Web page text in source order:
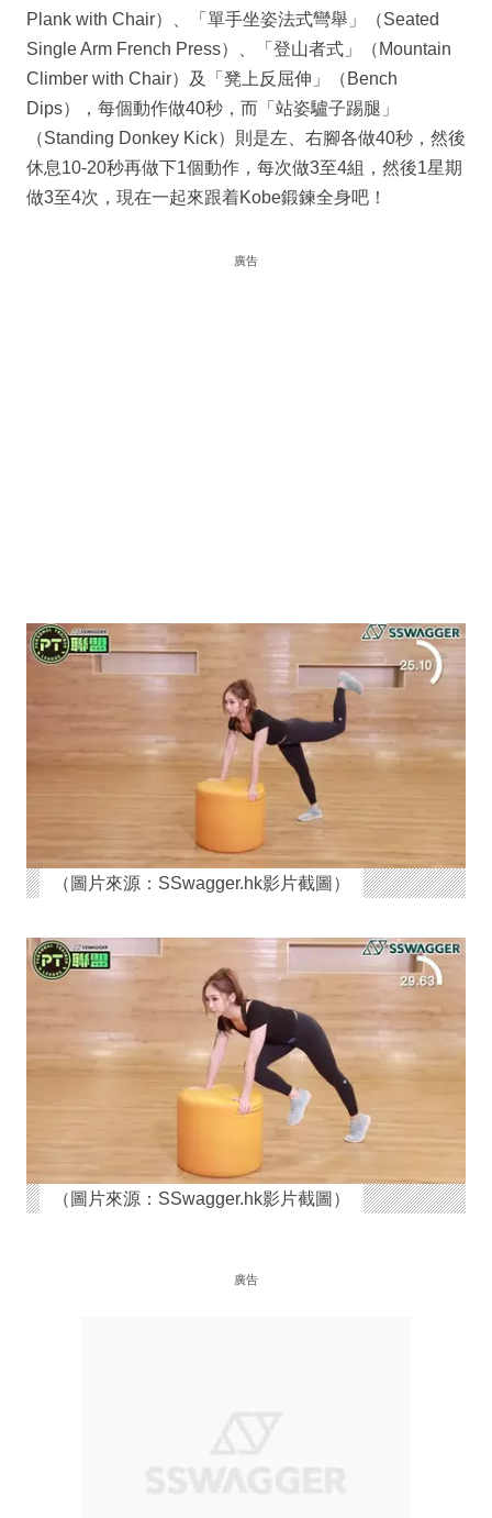
Plank with Chair）、「單手坐姿法式彎舉」（Seated
Single Arm French Press）、「登山者式」（Mountain
Climber with Chair）及「凳上反屈伸」（Bench
Dips），每個動作做40秒，而「站姿驢子踢腿」
（Standing Donkey Kick）則是左、右腳各做40秒，然後
休息10-20秒再做下1個動作，每次做3至4組，然後1星期
做3至4次，現在一起來跟着Kobe鍛鍊全身吧！
廣告
（圖片來源：SSwagger.hk影片截圖）
（圖片來源：SSwagger.hk影片截圖）
廣告